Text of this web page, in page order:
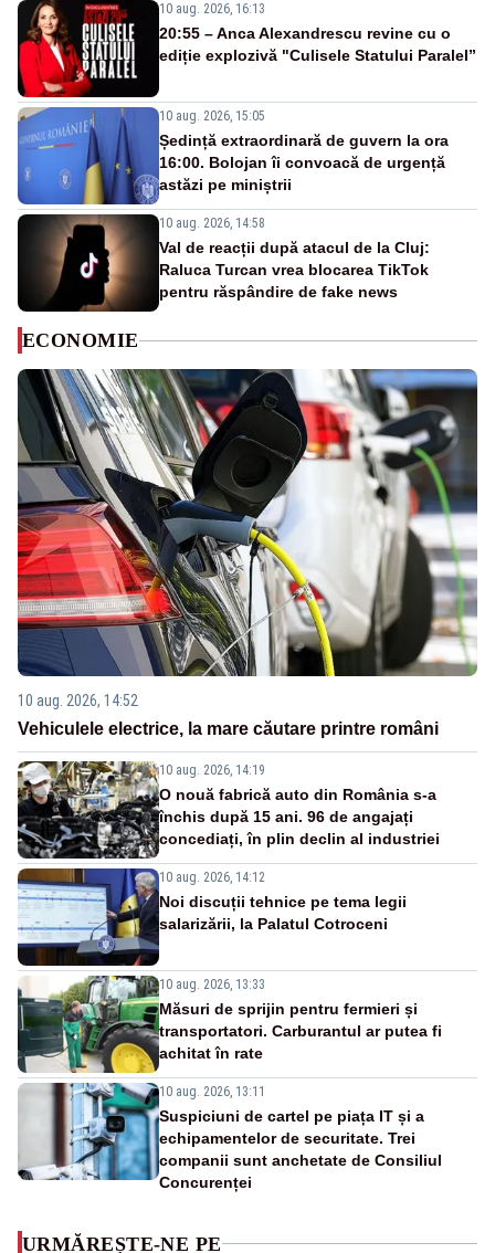
10 aug. 2026, 16:13
20:55 – Anca Alexandrescu revine cu o
ediție explozivă "Culisele Statului Paralel”
10 aug. 2026, 15:05
Ședință extraordinară de guvern la ora
16:00. Bolojan îi convoacă de urgență
astăzi pe miniștrii
10 aug. 2026, 14:58
Val de reacții după atacul de la Cluj:
Raluca Turcan vrea blocarea TikTok
pentru răspândire de fake news
ECONOMIE
10 aug. 2026, 14:52
Vehiculele electrice, la mare căutare printre români
10 aug. 2026, 14:19
O nouă fabrică auto din România s-a
închis după 15 ani. 96 de angajați
concediați, în plin declin al industriei
10 aug. 2026, 14:12
Noi discuții tehnice pe tema legii
salarizării, la Palatul Cotroceni
10 aug. 2026, 13:33
Măsuri de sprijin pentru fermieri și
transportatori. Carburantul ar putea fi
achitat în rate
10 aug. 2026, 13:11
Suspiciuni de cartel pe piața IT și a
echipamentelor de securitate. Trei
companii sunt anchetate de Consiliul
Concurenței
URMĂREȘTE-NE PE